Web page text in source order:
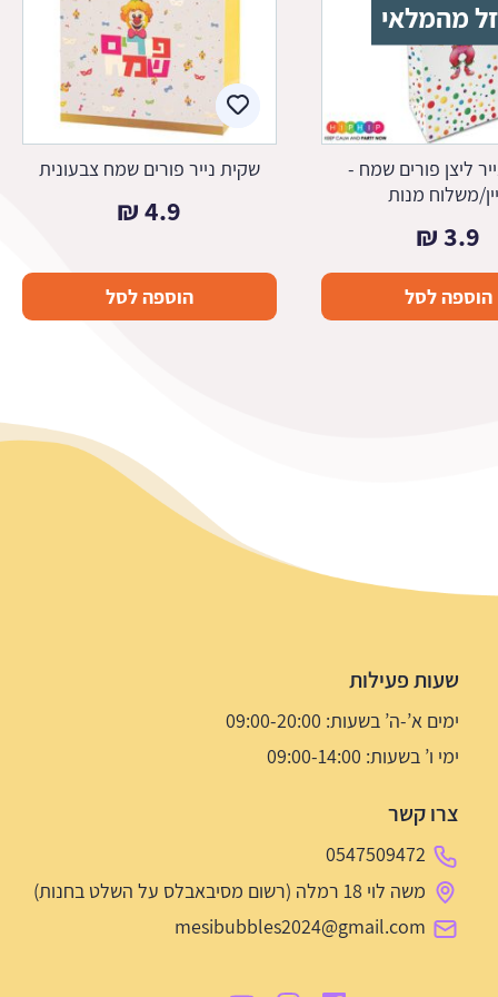
מהמלאי
ליצן פורים שמח -
משלוח מנות
3.9
₪
הוספה לסל
שקית נייר פורים שמח צבעונית
4.9
₪
הוספה לסל
שעות פעילות
ימים א’-ה’ בשעות: 09:00-20:00
ימי ו’ בשעות: 09:00-14:00
צרו קשר
0547509472
משה לוי 18 רמלה (רשום מסיבאבלס על השלט בחנות)
mesibubbles2024@gmail.com